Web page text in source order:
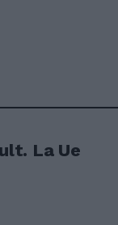
La Ue